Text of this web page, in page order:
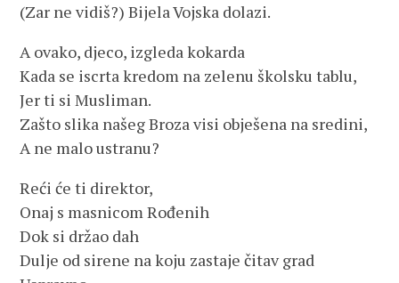
(Zar ne vidiš?) Bijela Vojska dolazi.
A ovako, djeco, izgleda kokarda
Kada se iscrta kredom na zelenu školsku tablu,
Jer ti si Musliman.
Zašto slika našeg Broza visi obješena na sredini,
A ne malo ustranu?
Reći će ti direktor,
Onaj s masnicom Rođenih
Dok si držao dah
Dulje od sirene na koju zastaje čitav grad